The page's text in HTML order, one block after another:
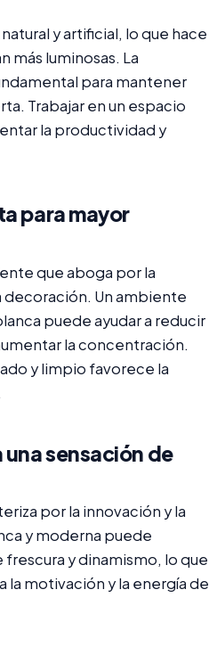
y artificial, lo que hace
más luminosas. La
para mantener
Trabajar en un espacio
la productividad y
para mayor
que aboga por la
decoración. Un ambiente
puede ayudar a reducir
la concentración.
y limpio favorece la
sensación de
por la innovación y la
y moderna puede
y dinamismo, lo que
motivación y la energía de